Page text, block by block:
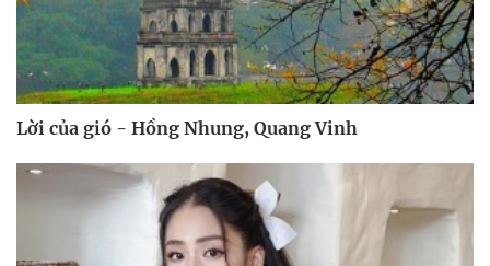
Lời của gió - Hồng Nhung, Quang Vinh